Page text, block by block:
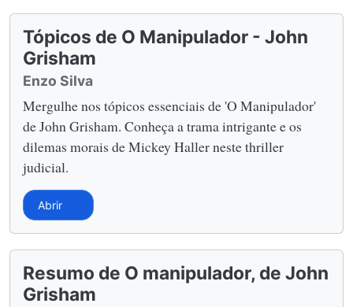
Tópicos de O Manipulador - John
Grisham
Enzo Silva
Mergulhe nos tópicos essenciais de 'O Manipulador'
de John Grisham. Conheça a trama intrigante e os
dilemas morais de Mickey Haller neste thriller
judicial.
Abrir
Resumo de O manipulador, de John
Grisham